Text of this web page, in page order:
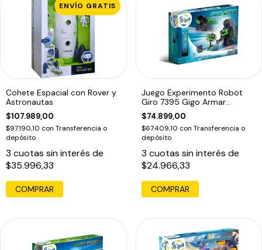
ENVÍO GRATIS
Cohete Espacial con Rover y
Astronautas
$107.989,00
$97.190,10 con Transferencia o
depósito
3 cuotas sin interés de
$35.996,33
COMPRAR
Juego Experimento Robot
Giro 7395 Gigo Armar
Giroscopio Edu
$74.899,00
$67.409,10 con Transferencia o
depósito
3 cuotas sin interés de
$24.966,33
COMPRAR